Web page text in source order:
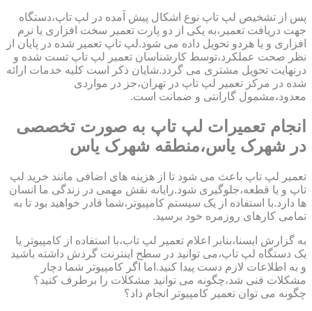
پس از تشخیص لپ تاپ نوع اشکال پیش آمده در لپ تاپ،دستگاه
جهت دریافت تعمیر،به یکی از دو پارت تعمیر سخت افزاری یا نرم
افزاری و یا هردو تحویل داده می شود.لپ تاپ تعمیر شده در پایان از
نظر صحت عملکرد،توسط کارشناسان تعمیر لپ تاپ تست شده و
درنهایت تحویل مشتری می گردد.شایان ذکر است کلیه خدمات ارائه
شده در مرکز تعمیر لپ تاپ در تهران،جز در مواردی
معدود،مشمول گارانتی و ضمانت است.
انجام تعمیرات لپ تاپ به صورت تخصصی
در شهرک یاس،منطقه شهرک یاس
تعمیر لپ تاپ باعث می شود تا از هزینه های اضافی مانند خرید لپ
تاپ و یا قطعه،جلوگیری شود.رایانه نقش مهمی در زندگی ما انسان
ها دارد.با استفاده از یک سیستم کامپیوتر،شما قادر خواهید بود تا به
تمامی کارهای روزمره خود برسید.
به گزارش ایسنا،بنابر اعلام تعمیر لپ تاب،با استفاده از کامپیوتر یا
یک دستگاه لپ تاپ،می توانید در سطح اینترنت گردش داشته باشید
و به اطلاعات لازم دست پیدا کنید.اما اگر کامپیوتر شما دچار
مشکلات فنی شد،چگونه می توانید مشکلات را برطرف کنید؟
چگونه می توان تعمیر کامپیوتر انجام داد؟